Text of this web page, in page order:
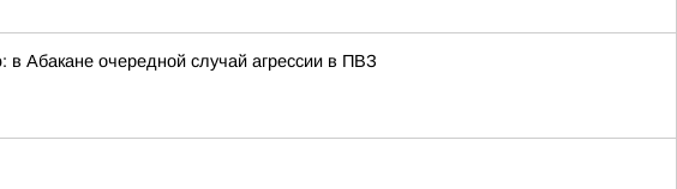
Абакане очередной случай агрессии в ПВЗ